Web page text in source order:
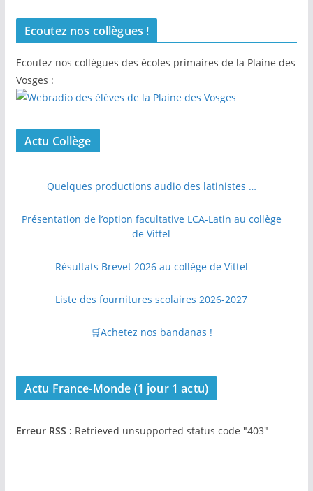
Ecoutez nos collègues !
Ecoutez nos collègues des écoles primaires de la Plaine des
Vosges :
Actu Collège
Quelques productions audio des latinistes …
Présentation de l’option facultative LCA-Latin au collège
de Vittel
Résultats Brevet 2026 au collège de Vittel
Liste des fournitures scolaires 2026-2027
🛒Achetez nos bandanas !
Actu France-Monde (1 jour 1 actu)
Erreur RSS : Retrieved unsupported status code "403"